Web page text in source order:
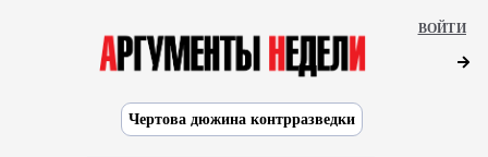
Чертова дюжина контрразведки
ВОЙТИ